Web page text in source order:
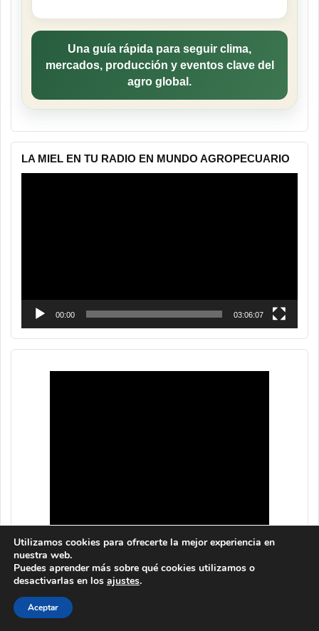
Una guía rápida para seguir clima,
mercados, producción y eventos clave del
agro global.
LA MIEL EN TU RADIO EN MUNDO AGROPECUARIO
00:00 03:06:07
Utilizamos cookies para ofrecerte la mejor experiencia en
nuestra web.
Puedes aprender más sobre qué cookies utilizamos o
desactivarlas en los ajustes.
Aceptar